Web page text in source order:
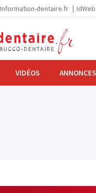
Information-dentaire.fr
VIDÉOS ANNONCES